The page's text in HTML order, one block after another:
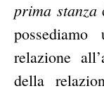
prima stanza
relazione
della